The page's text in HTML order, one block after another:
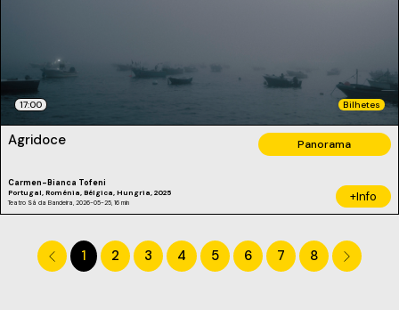
17:00 Bilhetes
Agridoce Panorama
Carmen-Bianca Tofeni
Portugal, Roménia, Bélgica, Hungria, 2025
Teatro Sá da Bandeira, 2026-05-25, 16 min +Info
1 2 3 4 5 6 7 8